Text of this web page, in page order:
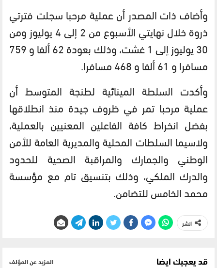
وأضاف ذات المصدر أن عملية مرحبا سجلت فترتي
ذروة خلال نهايتي الأسبوع من 2 إلى 4 يوليوز ومن
30 يوليوز إلى 1 غشت، وذلك بعودة 62 ألفا و 759
مسافرا و 61 ألفا و 468 مسافرا.
وأكدت السلطة المينائية لطنجة المتوسط أن
عملية مرحبا تمر في ظروف جيدة منذ انطلاقها
بفضل انخراط كافة الفاعلين المعنيين بالعملية،
ولاسيما السلطات المحلية والمديرية العامة للأمن
الوطني والجمارك والمراقبة الصحية للحدود
والدرك الملكي، وذلك بتنسيق تام مع مؤسسة
محمد الخامس للتضامن.
انشر
قد يعجبك ايضا المزيد عن المؤلف